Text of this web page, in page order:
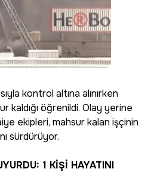
kontrol altına alınırken
kaldığı öğrenildi. Olay yerine
ekipleri, mahsur kalan işçinin
sürdürüyor.
1 KİŞİ HAYATINI